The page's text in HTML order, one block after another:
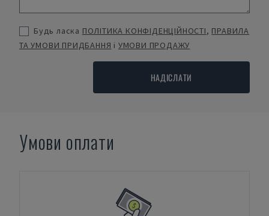
Будь ласка ПОЛІТИКА КОНФІДЕНЦІЙНОСТІ, ПРАВИЛА
ТА УМОВИ ПРИДБАННЯ і УМОВИ ПРОДАЖУ
НАДІСЛАТИ
Умови оплати